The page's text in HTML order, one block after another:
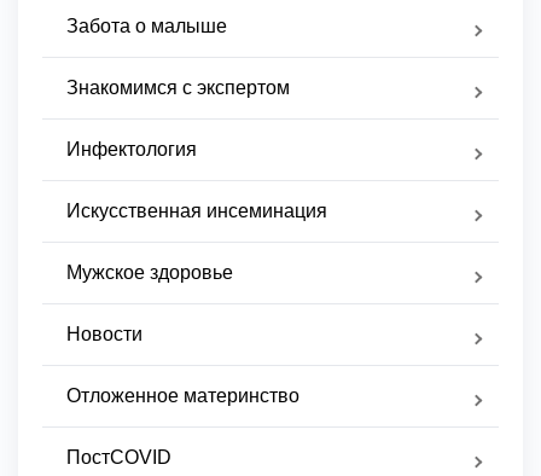
Забота о малыше
Знакомимся с экспертом
Инфектология
Искусственная инсеминация
Мужское здоровье
Новости
Отложенное материнство
ПостCOVID